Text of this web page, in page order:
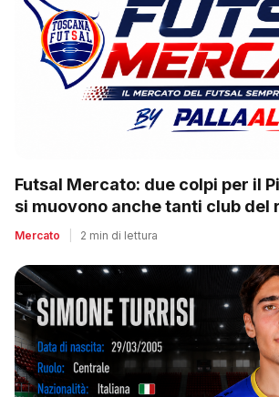
Futsal Mercato: due colpi per il
si muovono anche tanti club del
Mercato 2 min di lettura